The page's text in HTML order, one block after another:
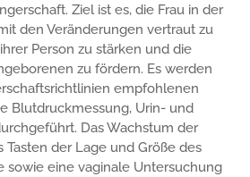
Ziel ist es, die Frau in der
den Veränderungen vertraut zu
Person zu stärken und die
zu fördern. Es werden
empfohlenen
Blutdruckmessung, Urin- und
Das Wachstum der
Tasten der Lage und Größe des
sowie eine vaginale Untersuchung